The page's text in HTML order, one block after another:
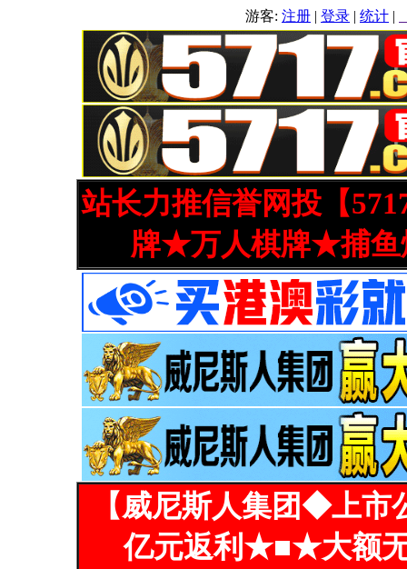
游客: 注册 | 登录 | 统计 |
站长力推信誉网投【
牌★万人棋牌★捕鱼
【威尼斯人集团◆上
亿元返利★■★大额